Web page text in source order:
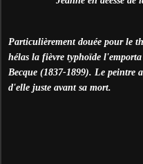
Particulièrement douée pour le
hélas la fièvre typhoïde
Becque (1837-1899). Le peintre
d'elle juste avant sa mort.